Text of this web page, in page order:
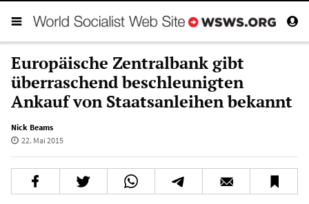
Europäische Zentralbank gibt
überraschend beschleunigten
Ankauf von Staatsanleihen bekannt
Nick Beams
22. Mai 2015